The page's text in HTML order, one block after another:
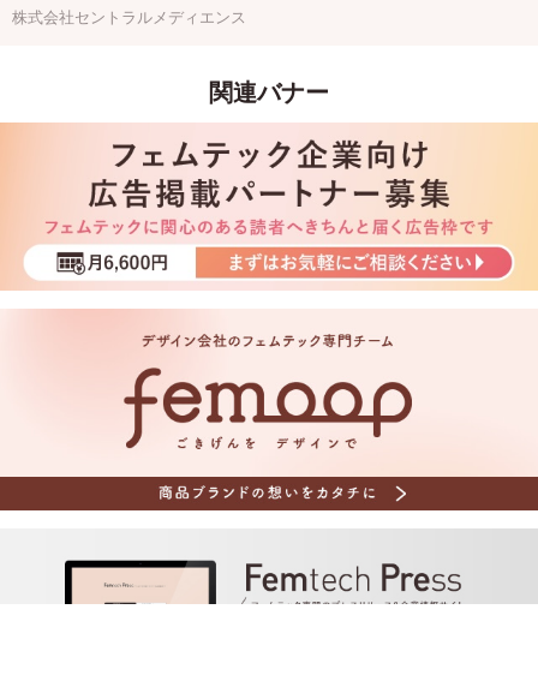
株式会社セントラルメディエンス
関連バナー